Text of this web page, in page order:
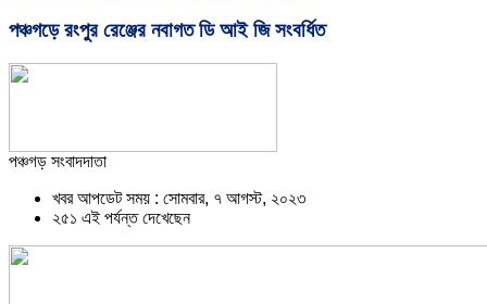
পঞ্চগড়ে রংপুর রেঞ্জের নবাগত ডি আই জি সংবর্ধিত
পঞ্চগড় সংবাদদাতা
খবর আপডেট সময় : সোমবার, ৭ আগস্ট, ২০২৩
২৫১ এই পর্যন্ত দেখেছেন